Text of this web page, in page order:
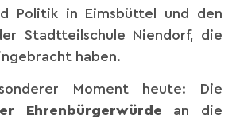
Politik in Eimsbüttel und den
Stadtteilschule Niendorf, die
haben.
Moment heute: Die
Ehrenbürgerwürde an die